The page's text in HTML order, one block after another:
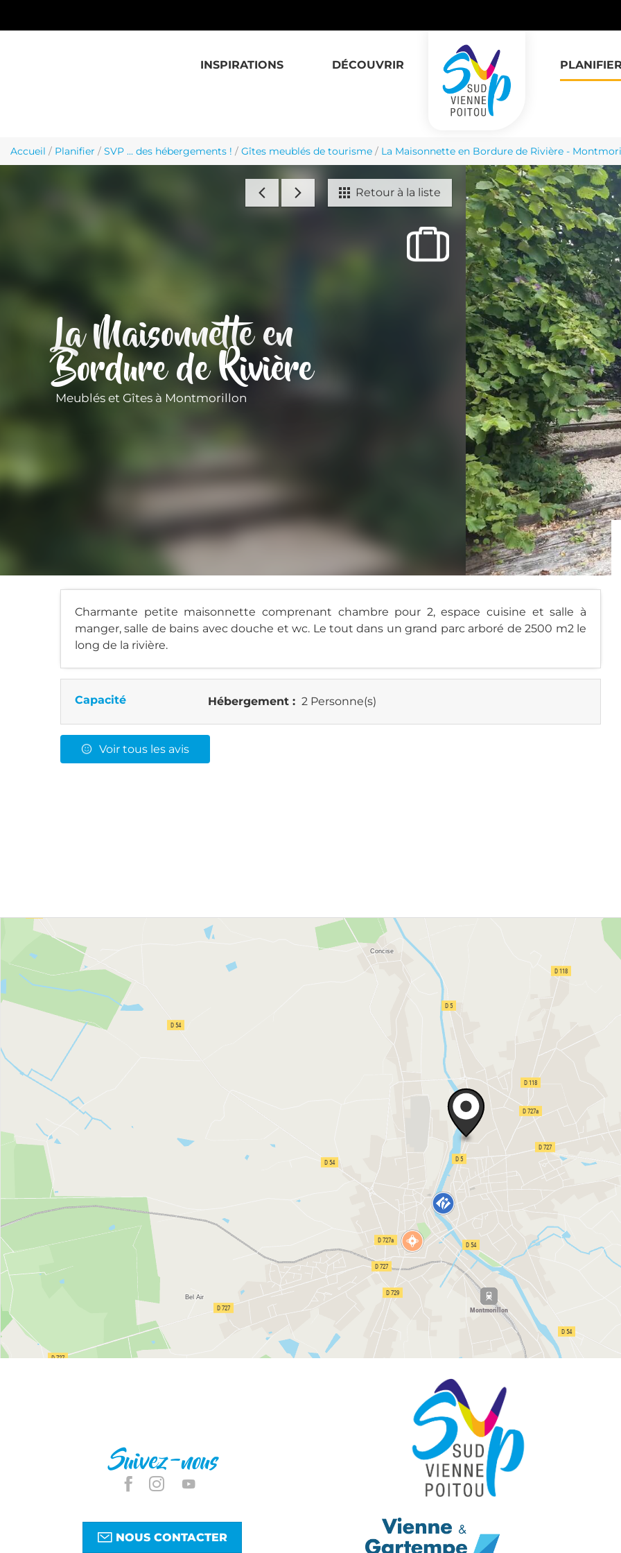
INSPIRATIONS DÉCOUVRIR
Accueil / Planifier / SVP ... des hébergements ! / Gîtes meublés de tourisme / La Maisonnette en Bordure de Rivière -
Retour à la liste
La Maisonnette en
Bordure de Rivière
Meublés et Gîtes à Montmorillon
Charmante petite maisonnette comprenant chambre pour 2, espace cuisine et salle à
manger, salle de bains avec douche et wc. Le tout dans un grand parc arboré de 2500 m2 le
long de la rivière.
Capacité Hébergement : 2 Personne(s)
Voir tous les avis
Suivez-nous
NOUS CONTACTER